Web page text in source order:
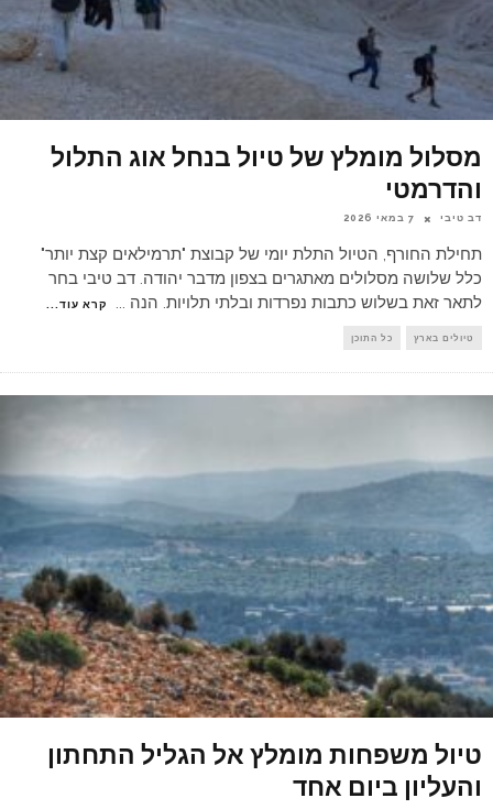
מסלול מומלץ של טיול בנחל אוג התלול
והדרמטי
דב טיבי 7 במאי 2026
תחילת החורף, הטיול התלת יומי של קבוצת "תרמילאים קצת יותר"
כלל שלושה מסלולים מאתגרים בצפון מדבר יהודה. דב טיבי בחר
לתאר זאת בשלוש כתבות נפרדות ובלתי תלויות. הנה ... קרא עוד...
טיולים בארץ כל התוכן
טיול משפחות מומלץ אל הגליל התחתון
והעליון ביום אחד